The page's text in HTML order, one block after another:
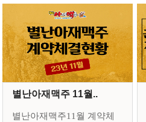
별난아재맥주 11월..
별난아재맥주11월 계약체